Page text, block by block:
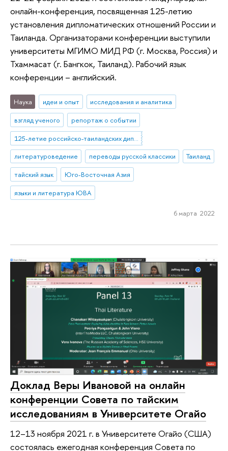
онлайн-конференция, посвященная 125-летию
установления дипломатических отношений России и
Таиланда. Организаторами конференции выступили
университеты МГИМО МИД РФ (г. Москва, Россия) и
Тхаммасат (г. Бангкок, Таиланд). Рабочий язык
конференции – английский.
Наука идеи и опыт
исследования и аналитика
взгляд ученого
репортаж о событии
125-летие российско-таиландских дипломатических отношений
литературоведение
переводы русской классики
Таиланд
тайский язык
Юго-Восточная Азия
языки и литература ЮВА
6 марта 2022
Доклад Веры Ивановой на онлайн
конференции Совета по тайским
исследованиям в Университете Огайо
12–13 ноября 2021 г. в Университете Огайо (США)
состоялась ежегодная конференция Совета по